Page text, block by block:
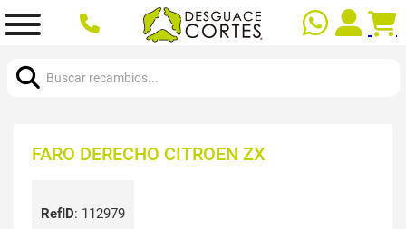
FARO DERECHO CITROEN ZX
RefID: 112979